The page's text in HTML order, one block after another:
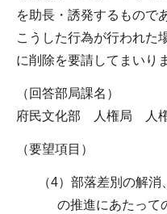
を助長・誘発するもので
こうした行為が行われた
に削除を要請してまいり
（回答部局課名）
府民文化部 人権局 人
（要望項目）
（4）部落差別の解
の推進にあたって